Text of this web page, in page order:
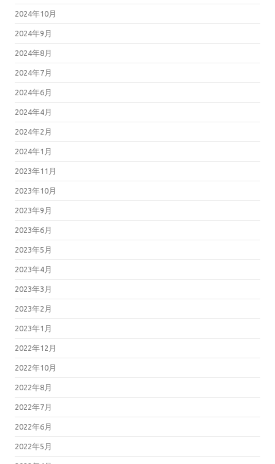
2024年10月
2024年9月
2024年8月
2024年7月
2024年6月
2024年4月
2024年2月
2024年1月
2023年11月
2023年10月
2023年9月
2023年6月
2023年5月
2023年4月
2023年3月
2023年2月
2023年1月
2022年12月
2022年10月
2022年8月
2022年7月
2022年6月
2022年5月